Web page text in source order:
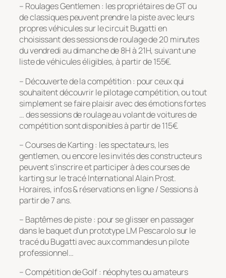
– Roulages Gentlemen : les propriétaires de GT ou
de classiques peuvent prendre la piste avec leurs
propres véhicules sur le circuit Bugatti en
choisissant des sessions de roulage de 20 minutes
du vendredi au dimanche de 8H à 21H, suivant une
liste de véhicules éligibles, à partir de 155€.
– Découverte de la compétition : pour ceux qui
souhaitent découvrir le pilotage compétition, ou tout
simplement se faire plaisir avec des émotions fortes
… des sessions de roulage au volant de voitures de
compétition sont disponibles à partir de 115€.
– Courses de Karting : les spectateurs, les
gentlemen, ou encore les invités des constructeurs
peuvent s’inscrire et participer à des courses de
karting sur le tracé International Alain Prost.
Horaires, infos & réservations en ligne / Sessions à
partir de 7 ans.
– Baptêmes de piste : pour se glisser en passager
dans le baquet d’un prototype LM Pescarolo sur le
tracé du Bugatti avec aux commandes un pilote
professionnel…
– Compétition de Golf : néophytes ou amateurs